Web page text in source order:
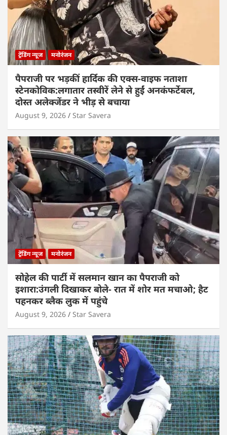
ट्रेंडिंग न्यूज मनोरंजन
पैपराजी पर भड़कीं हार्दिक की एक्स-वाइफ नताशा
स्टेनकोविक:लगातार तस्वीरें लेने से हुईं अनकंफर्टेबल,
दोस्त अलेक्जेंडर ने भीड़ से बचाया
August 9, 2026 Star Savera
ट्रेंडिंग न्यूज मनोरंजन
सोहेल की पार्टी में सलमान खान का पैपराजी को
इशारा:उंगली दिखाकर बोले- रात में शोर मत मचाओ; हैट
पहनकर ब्लैक लुक में पहुंचे
August 9, 2026 Star Savera